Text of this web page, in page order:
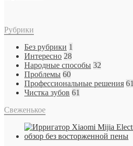
Рубрики
Без рубрики 1
Интересно 28
Народные способы 32
Проблемы 60
Профессиональные решения 61
Чистка зубов 61
Свеженькое